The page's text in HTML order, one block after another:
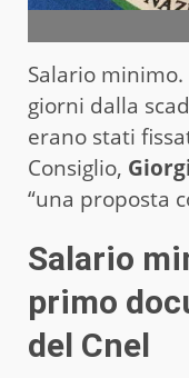
Salario minimo.
giorni dalla
erano stati
Consiglio,
“una proposta
Salario
primo
del Cnel